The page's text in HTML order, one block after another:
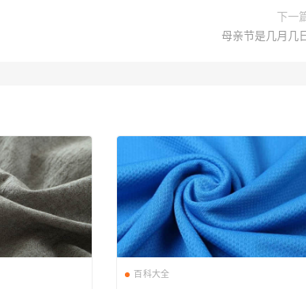
下一
母亲节是几月几
百科大全